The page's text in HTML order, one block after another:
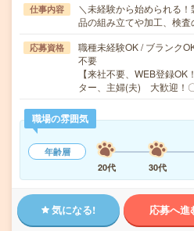
仕事内容
＼未経験から始められる
品の組み立てや加工、検
応募資格
職種未経験OK / ブランク
不要
【来社不要、WEB登録
ター、主婦(夫) 大歓迎！
職場の雰囲気
年齢層
20代
30代
気になる! 応募へ進